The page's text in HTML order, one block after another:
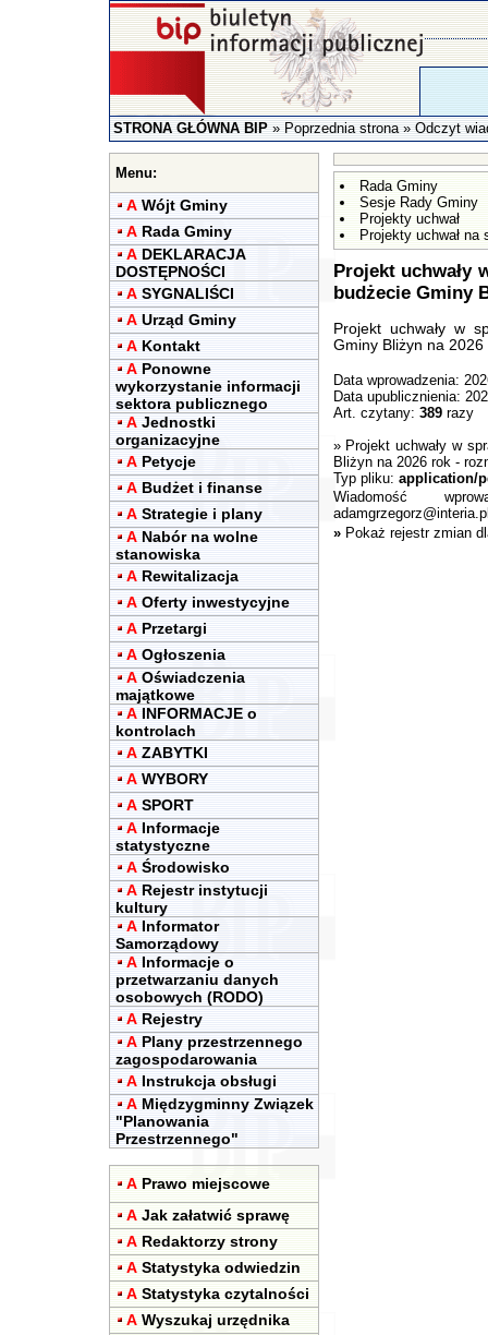
STRONA GŁÓWNA BIP»Poprzednia strona» Odczyt
Menu:
A Wójt Gminy
A Rada Gminy
A DEKLARACJA
DOSTĘPNOŚCI
A SYGNALIŚCI
A Urząd Gminy
A Kontakt
A Ponowne
wykorzystanie informacji
sektora publicznego
A Jednostki
organizacyjne
A Petycje
A Budżet i finanse
A Strategie i plany
A Nabór na wolne
stanowiska
A Rewitalizacja
A Oferty inwestycyjne
A Przetargi
A Ogłoszenia
A Oświadczenia
majątkowe
A INFORMACJE o
kontrolach
A ZABYTKI
A WYBORY
A SPORT
A Informacje
statystyczne
A Środowisko
A Rejestr instytucji
kultury
A Informator
Samorządowy
A Informacje o
przetwarzaniu danych
osobowych (RODO)
A Rejestry
A Plany przestrzennego
zagospodarowania
A Instrukcja obsługi
A Międzygminny Związek
"Planowania
Przestrzennego"
A Prawo miejscowe
A Jak załatwić sprawę
A Redaktorzy strony
A Statystyka odwiedzin
A Statystyka czytalności
A Wyszukaj urzędnika
Rada Gminy
Sesje Rady Gminy
Projekty uchwał
Projekty uchwał na
Projekt uchwały
budżecie Gminy
Projekt uchwały w
Gminy Bliżyn na 2026
Data wprowadzenia:
Data upublicznienia:
Art. czytany: 389razy
» Projekt uchwały w
Bliżyn na 2026 rok-
Typ pliku: application/
Wiadomość
» Pokaż rejestr zmian